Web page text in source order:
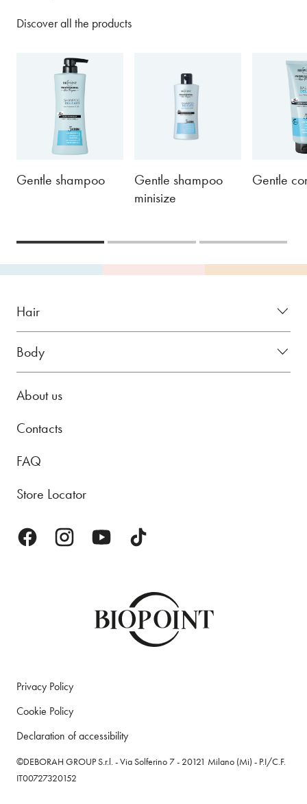
Discover all the products
Gentle shampoo
Gentle shampoo
minisize
Gentle
Hair
Body
About us
Contacts
FAQ
Store Locator
Privacy Policy
Cookie Policy
Declaration of accessibility
©DEBORAH GROUP S.r.l. - Via Solferino 7 - 20121 Milano (Mi) - P.I/C.F.
IT00727320152